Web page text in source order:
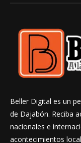
Beller Digital es un
de Dajabón. Reciba
nacionales e
acontecimientos